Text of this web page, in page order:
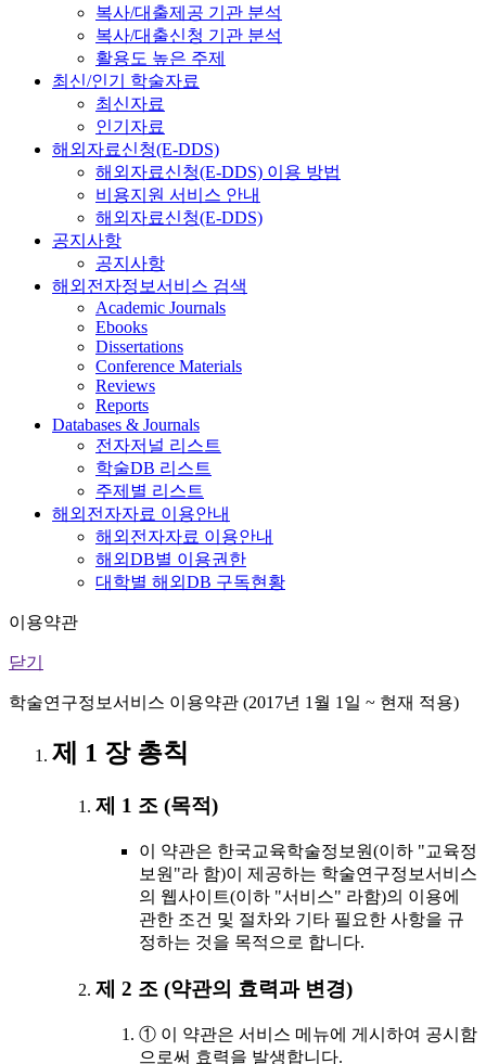
복사/대출제공 기관 분석
복사/대출신청 기관 분석
활용도 높은 주제
최신/인기 학술자료
최신자료
인기자료
해외자료신청(E-DDS)
해외자료신청(E-DDS) 이용 방법
비용지원 서비스 안내
해외자료신청(E-DDS)
공지사항
공지사항
해외전자정보서비스 검색
Academic Journals
Ebooks
Dissertations
Conference Materials
Reviews
Reports
Databases & Journals
전자저널 리스트
학술DB 리스트
주제별 리스트
해외전자자료 이용안내
해외전자자료 이용안내
해외DB별 이용권한
대학별 해외DB 구독현황
이용약관
닫기
학술연구정보서비스 이용약관 (2017년 1월 1일 ~ 현재 적용)
제 1 장 총칙
제 1 조 (목적)
이 약관은 한국교육학술정보원(이하 "교육정
보원"라 함)이 제공하는 학술연구정보서비스
의 웹사이트(이하 "서비스" 라함)의 이용에
관한 조건 및 절차와 기타 필요한 사항을 규
정하는 것을 목적으로 합니다.
제 2 조 (약관의 효력과 변경)
① 이 약관은 서비스 메뉴에 게시하여 공시함
으로써 효력을 발생합니다.